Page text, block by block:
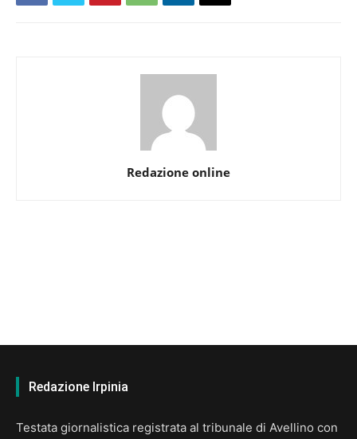
Redazione online
Redazione Irpinia
Testata giornalistica registrata al tribunale di Avellino con